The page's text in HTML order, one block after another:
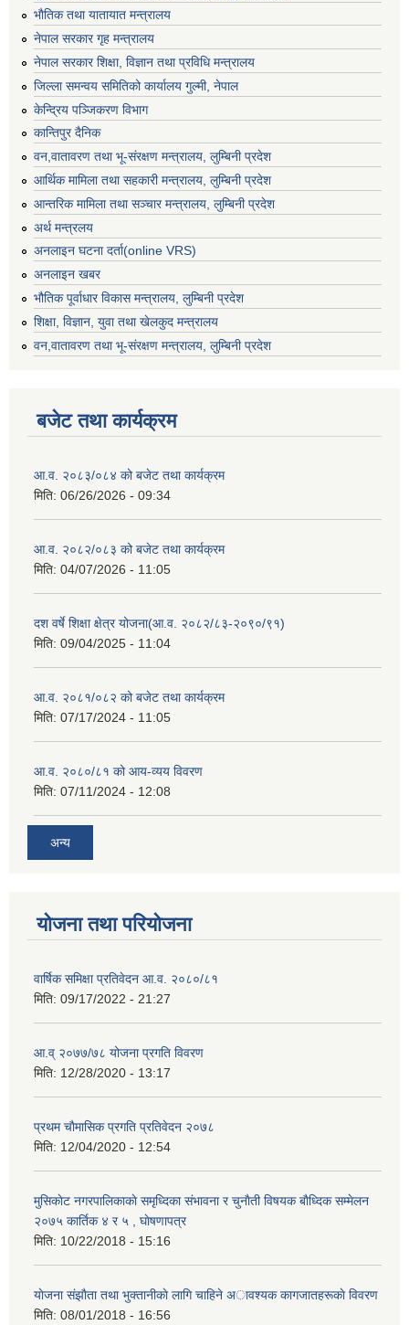
भाैतिक तथा यातायात मन्त्रालय
नेपाल सरकार गृह मन्त्रालय
नेपाल सरकार शिक्षा, विज्ञान तथा प्रविधि मन्त्रालय
जिल्ला समन्वय समितिको कार्यालय गुल्मी, नेपाल
केन्द्रिय पञ्जिकरण विभाग
कान्तिपुर दैनिक
वन,वातावरण तथा भू-संरक्षण मन्त्रालय, लुम्बिनी प्रदेश
आर्थिक मामिला तथा सहकारी मन्त्रालय, लुम्बिनी प्रदेश
आन्तरिक मामिला तथा सञ्चार मन्त्रालय, लुम्बिनी प्रदेश
अर्थ मन्त्रलय
अनलाइन घटना दर्ता(online VRS)
अनलाइन खबर
भौतिक पूर्वाधार विकास मन्त्रालय, लुम्बिनी प्रदेश
शिक्षा, विज्ञान, युवा तथा खेलकुद मन्‍‍त्रालय
वन,वातावरण तथा भू-संरक्षण मन्त्रालय, लुम्बिनी प्रदेश
बजेट तथा कार्यक्रम
आ.व. २०८३/०८४ को बजेट तथा कार्यक्रम
मिति: 06/26/2026 - 09:34
आ.व. २०८२/०८३ को बजेट तथा कार्यक्रम
मिति: 04/07/2026 - 11:05
दश वर्षे शिक्षा क्षेत्र योजना(आ.व. २०८२/८३-२०९०/९१)
मिति: 09/04/2025 - 11:04
आ.व. २०८१/०८२ को बजेट तथा कार्यक्रम
मिति: 07/17/2024 - 11:05
आ.व. २०८०/८१ को आय-व्यय विवरण
मिति: 07/11/2024 - 12:08
अन्य
योजना तथा परियोजना
वार्षिक समिक्षा प्रतिवेदन आ.व. २०८०/८१
मिति: 09/17/2022 - 21:27
आ.व् २०७७/७८ योजना प्रगति विवरण
मिति: 12/28/2020 - 13:17
प्रथम चाैमासिक प्रगति प्रतिवेदन २०७८
मिति: 12/04/2020 - 12:54
मुसिकाेट नगरपालिकाकाे समृध्दिका संभावना र चुनाैती विषयक बाैध्दिक सम्मेलन
२०७५ कार्तिक ४ र ५ , घाेषणापत्र
मिति: 10/22/2018 - 15:16
याेजना संझाैता तथा भुक्तानीकाे लागि चाहिने अावश्यक कागजातहरूकाे विवरण
मिति: 08/01/2018 - 16:56